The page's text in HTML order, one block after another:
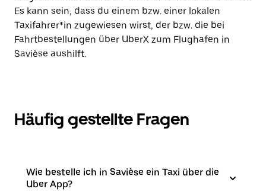
Es kann sein, dass du einem bzw. einer lokalen
Taxifahrer*in zugewiesen wirst, der bzw. die bei
Fahrtbestellungen über UberX zum Flughafen in
Savièse aushilft.
Häufig gestellte Fragen
Wie bestelle ich in Savièse ein Taxi über die
Uber App?